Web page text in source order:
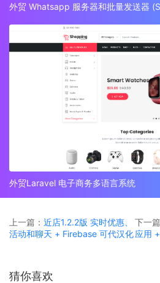
外贸 Whatsapp 服务器和批量发送器
外贸Laravel 电子商务多语言系统
上一篇： 近店1.2.2版 实时优惠、
活动和聊天 + Firebase 可代汉化
下一篇
应用
猜你喜欢